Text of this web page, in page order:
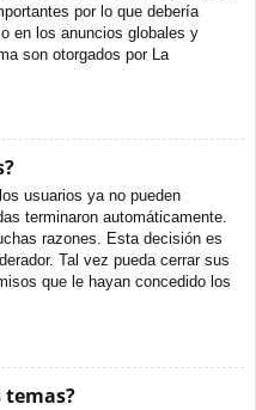
por lo que debería
en los anuncios globales y
son otorgados por La
usuarios ya no pueden
terminaron automáticamente.
razones. Esta decisión es
Tal vez pueda cerrar sus
que le hayan concedido los
temas?